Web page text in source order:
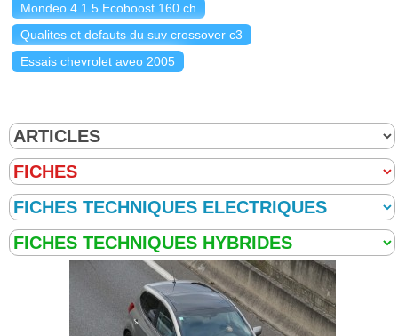
Mondeo 4 1.5 Ecoboost 160 ch
Qualites et defauts du suv crossover c3
Essais chevrolet aveo 2005